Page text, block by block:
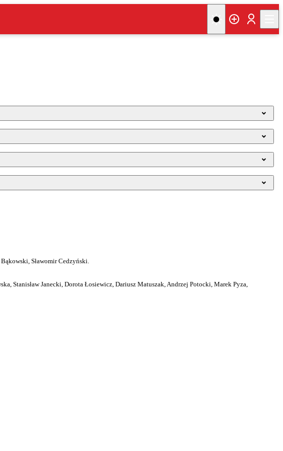
Sławomir Cedzyński.
Stanisław Janecki, Dorota Łosiewicz, Dariusz Matuszak, Andrzej Potocki, Marek Pyza,